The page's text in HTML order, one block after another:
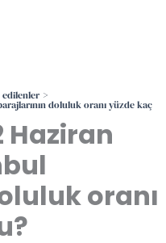
doluluk oranı yüzde kaç
Haziran
oranı